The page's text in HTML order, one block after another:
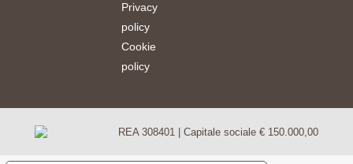
Privacy
policy
Cookie
policy
REA 308401 | Capitale sociale € 150.000,00